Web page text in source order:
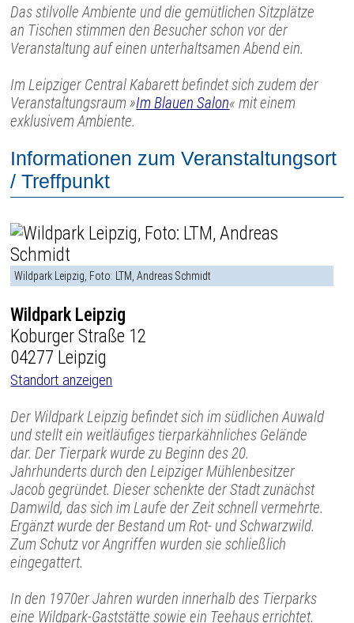
Das stilvolle Ambiente und die gemütlichen Sitzplätze
an Tischen stimmen den Besucher schon vor der
Veranstaltung auf einen unterhaltsamen Abend ein.
Im Leipziger Central Kabarett befindet sich zudem der
Veranstaltungsraum »Im Blauen Salon« mit einem
exklusivem Ambiente.
Informationen zum Veranstaltungsort
/ Treffpunkt
Wildpark Leipzig, Foto: LTM, Andreas Schmidt
Wildpark Leipzig
Koburger Straße 12
04277 Leipzig
Standort anzeigen
Der Wildpark Leipzig befindet sich im südlichen Auwald
und stellt ein weitläufiges tierparkähnliches Gelände
dar. Der Tierpark wurde zu Beginn des 20.
Jahrhunderts durch den Leipziger Mühlenbesitzer
Jacob gegründet. Dieser schenkte der Stadt zunächst
Damwild, das sich im Laufe der Zeit schnell vermehrte.
Ergänzt wurde der Bestand um Rot- und Schwarzwild.
Zum Schutz vor Angriffen wurden sie schließlich
eingegattert.
In den 1970er Jahren wurden innerhalb des Tierparks
eine Wildpark-Gaststätte sowie ein Teehaus errichtet.